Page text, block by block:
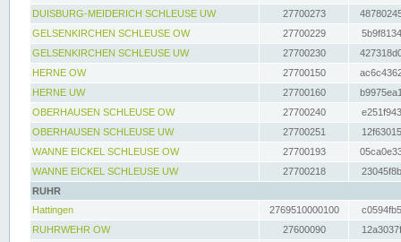
DUISBURG-MEIDERICH SCHLEUSE UW
27700273
GELSENKIRCHEN SCHLEUSE OW
27700229
GELSENKIRCHEN SCHLEUSE UW
27700230
HERNE OW
27700150
HERNE UW
27700160
OBERHAUSEN SCHLEUSE OW
27700240
OBERHAUSEN SCHLEUSE UW
27700251
WANNE EICKEL SCHLEUSE OW
27700193
WANNE EICKEL SCHLEUSE UW
27700218
RUHR
Hattingen
2769510000100
RUHRWEHR OW
27600090